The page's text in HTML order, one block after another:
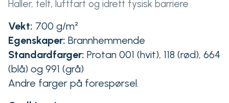
Haller, telt, luftfart og idrett fysisk barriere
Vekt: 700 g/m²
Egenskaper: Brannhemmende
Standardfarger: Protan 001 (hvit), 118 (rød), 664
(blå) og 991 (grå)
Andre farger på forespørsel.